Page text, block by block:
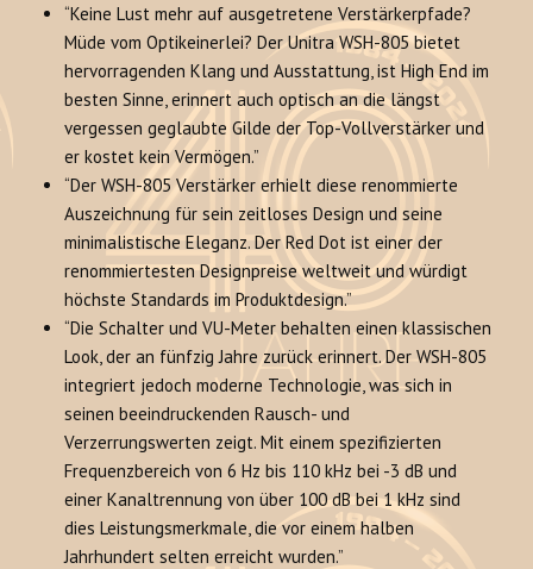
“Keine Lust mehr auf ausgetretene Verstärkerpfade?
Müde vom Optikeinerlei? Der Unitra WSH-805 bietet
hervorragenden Klang und Ausstattung, ist High End im
besten Sinne, erinnert auch optisch an die längst
vergessen geglaubte Gilde der Top-Vollverstärker und
er kostet kein Vermögen.”
“Der WSH-805 Verstärker erhielt diese renommierte
Auszeichnung für sein zeitloses Design und seine
minimalistische Eleganz. Der Red Dot ist einer der
renommiertesten Designpreise weltweit und würdigt
höchste Standards im Produktdesign.”
“Die Schalter und VU-Meter behalten einen klassischen
Look, der an fünfzig Jahre zurück erinnert. Der WSH-805
integriert jedoch moderne Technologie, was sich in
seinen beeindruckenden Rausch- und
Verzerrungswerten zeigt. Mit einem spezifizierten
Frequenzbereich von 6 Hz bis 110 kHz bei -3 dB und
einer Kanaltrennung von über 100 dB bei 1 kHz sind
dies Leistungsmerkmale, die vor einem halben
Jahrhundert selten erreicht wurden.”